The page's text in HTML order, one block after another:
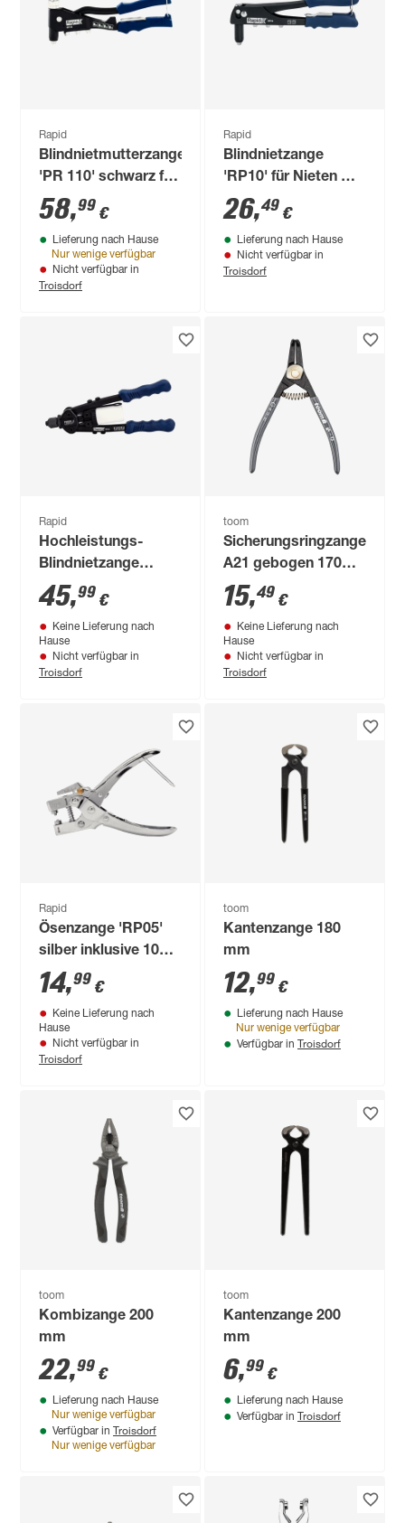
Rapid
Blindnietmutterzange
'PR 110' schwarz für
M3 - M6
58,99 €
Lieferung nach Hause
Nur wenige verfügbar
Nicht verfügbar in
Troisdorf
Rapid
Blindnietzange
'RP10' für Nieten mit
Ø 3,2 - 4,8 mm, inkl.
100 Nieten
26,49 €
Lieferung nach Hause
Nicht verfügbar in
Troisdorf
Rapid
Hochleistungs-
Blindnietzange
'RP100'
blau/schwarz für
Nieten mit Ø 3,2 - 4,8
mm
45,99 €
Keine Lieferung nach
Hause
Nicht verfügbar in
Troisdorf
toom
Sicherungsringzange
A21 gebogen 170
mm
15,49 €
Keine Lieferung nach
Hause
Nicht verfügbar in
Troisdorf
Rapid
Ösenzange 'RP05'
silber inklusive 100
Ösen mit Ø 4 mm
14,99 €
Keine Lieferung nach
Hause
Nicht verfügbar in
Troisdorf
toom
Kantenzange 180
mm
12,99 €
Lieferung nach Hause
Nur wenige verfügbar
Verfügbar in Troisdorf
toom
Kombizange 200
mm
22,99 €
Lieferung nach Hause
Nur wenige verfügbar
Verfügbar in Troisdorf
Nur wenige verfügbar
toom
Kantenzange 200
mm
6,99 €
Lieferung nach Hause
Verfügbar in Troisdorf